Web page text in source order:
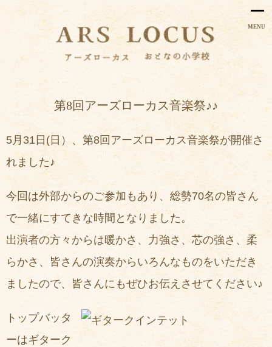
MENU
第8回アーズローカス音楽祭♪♪
5月31日(日）、第8回アーズローカス音楽祭が開催さ
れました♪
今回は外部からのご参加もあり、総勢70名の皆さん
で一緒にすてきな時間となりました。
出演者の方々からは暖かさ、力強さ、芯の強さ、柔
らかさ、皆さんの演奏からいろんなものをいただき
ましたので、皆さんにもぜひお伝えさせてください♪
トップバッタ
ーはギターク